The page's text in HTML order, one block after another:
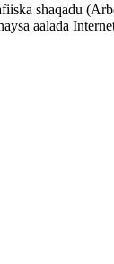
shaqadu
aalada